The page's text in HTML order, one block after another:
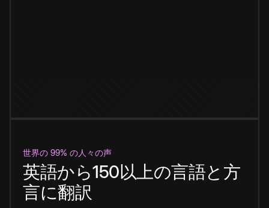
世界の 99% の人々の声
英語から150以上の言語と方
言に翻訳